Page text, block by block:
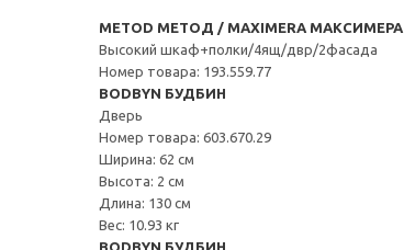
METOD МЕТОД / MAXIMERA МАКСИМЕРА
Высокий шкаф+полки/4ящ/двр/2фасада
Номер товара: 193.559.77
BODBYN БУДБИН
Дверь
Номер товара: 603.670.29
Ширина: 62 см
Высота: 2 см
Длина: 130 см
Вес: 10.93 кг
BODBYN БУДБИН